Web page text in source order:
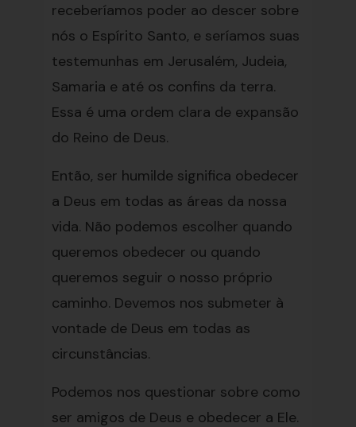
receberíamos poder ao descer sobre
nós o Espírito Santo, e seríamos suas
testemunhas em Jerusalém, Judeia,
Samaria e até os confins da terra.
Essa é uma ordem clara de expansão
do Reino de Deus.
Então, ser humilde significa obedecer
a Deus em todas as áreas da nossa
vida. Não podemos escolher quando
queremos obedecer ou quando
queremos seguir o nosso próprio
caminho. Devemos nos submeter à
vontade de Deus em todas as
circunstâncias.
Podemos nos questionar sobre como
ser amigos de Deus e obedecer a Ele.